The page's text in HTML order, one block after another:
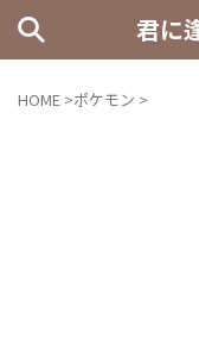
君に
HOME >ポケモン >